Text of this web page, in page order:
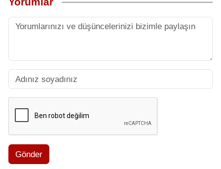
Gönder